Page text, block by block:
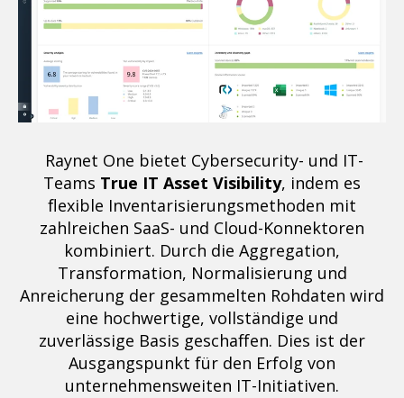
Raynet One bietet Cybersecurity- und IT-
Teams True IT Asset Visibility, indem es
flexible Inventarisierungsmethoden mit
zahlreichen SaaS- und Cloud-Konnektoren
kombiniert. Durch die Aggregation,
Transformation, Normalisierung und
Anreicherung der gesammelten Rohdaten wird
eine hochwertige, vollständige und
zuverlässige Basis geschaffen. Dies ist der
Ausgangspunkt für den Erfolg von
unternehmensweiten IT-Initiativen.